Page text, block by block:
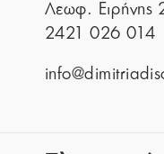
Λεωφ.
2421 026 014